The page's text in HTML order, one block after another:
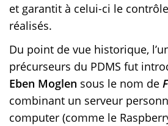
et garantit à celui-ci le
réalisés.
Du point de vue historique,
précurseurs du PDMS fut
Eben Moglen sous le nom de
combinant un serveur
computer (comme le